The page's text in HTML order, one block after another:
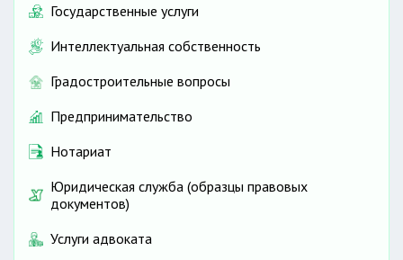
Государственные услуги
Интеллектуальная собственность
Градостроительные вопросы
Предпринимательство
Нотариат
Юридическая служба (образцы правовых
документов)
Услуги адвоката